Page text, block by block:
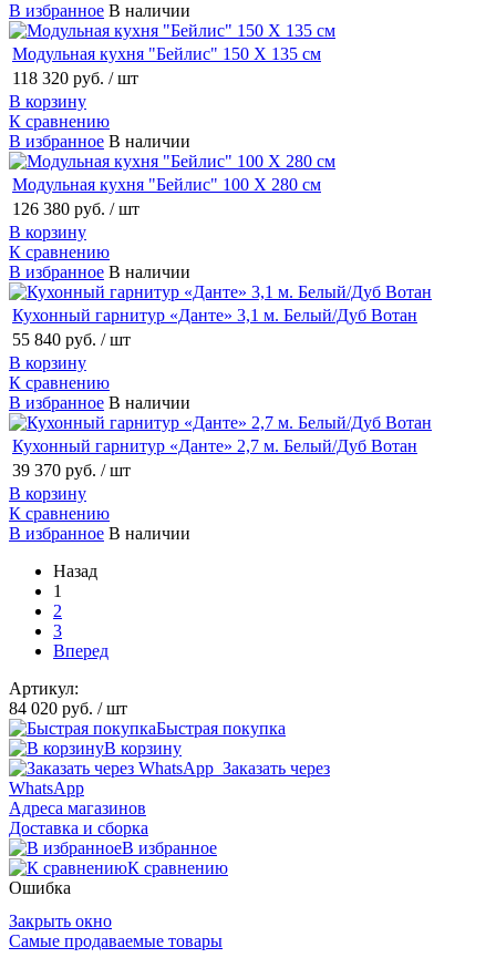
В избранное В наличии
Модульная кухня "Бейлис" 150 Х 135 см
118 320 руб. / шт
В корзину
К сравнению
В избранное В наличии
Модульная кухня "Бейлис" 100 Х 280 см
126 380 руб. / шт
В корзину
К сравнению
В избранное В наличии
Кухонный гарнитур «Данте» 3,1 м. Белый/Дуб Вотан
55 840 руб. / шт
В корзину
К сравнению
В избранное В наличии
Кухонный гарнитур «Данте» 2,7 м. Белый/Дуб Вотан
39 370 руб. / шт
В корзину
К сравнению
В избранное В наличии
Назад
1
2
3
Вперед
Артикул:
84 020 руб. / шт
Быстрая покупка
В корзину
Заказать через
WhatsApp
Адреса магазинов
Доставка и сборка
В избранное
К сравнению
Ошибка
Закрыть окно
Самые продаваемые товары